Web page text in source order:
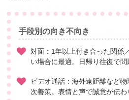
手段別の向き不向き
対面：1年以上付き合った関係
い場合に最適。日帰り往復で問
ビデオ通話：海外遠距離など
次善策。表情と声で誠意が伝わ